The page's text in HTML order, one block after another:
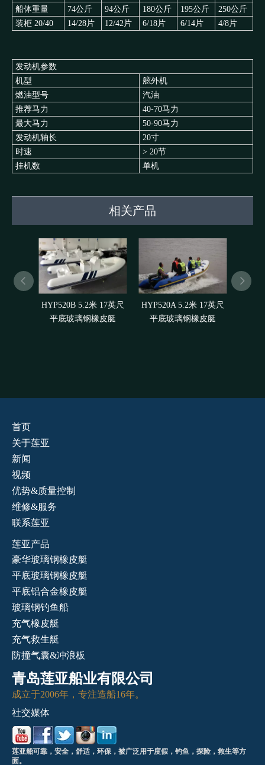
船体重量
74公斤 94公斤 180公斤 195公斤
250公斤
装柜 20/40
14/28片 12/42片 6/18片 6/14片 4/8片
发动机参数
机型
舷外机
燃油型号
汽油
推荐马力
40-70马力
最大马力
50-90马力
发动机轴长
20寸
时速
> 20节
挂机数
单机
相关产品
HYP520B 5.2米 17英尺
平底玻璃钢橡皮艇
HYP520A 5.2米 17英尺
平底玻璃钢橡皮艇
首页
关于莲亚
新闻
视频
优势&质量控制
维修&服务
联系莲亚
莲亚产品
豪华玻璃钢橡皮艇
平底玻璃钢橡皮艇
平底铝合金橡皮艇
玻璃钢钓鱼船
充气橡皮艇
充气救生艇
防撞气囊&冲浪板
青岛莲亚船业有限公司
成立于2006年，专注造船16年。
社交媒体
莲亚船可靠，安全，舒适，环保，被广泛用于度假，钓鱼，探险，救生等方
面。